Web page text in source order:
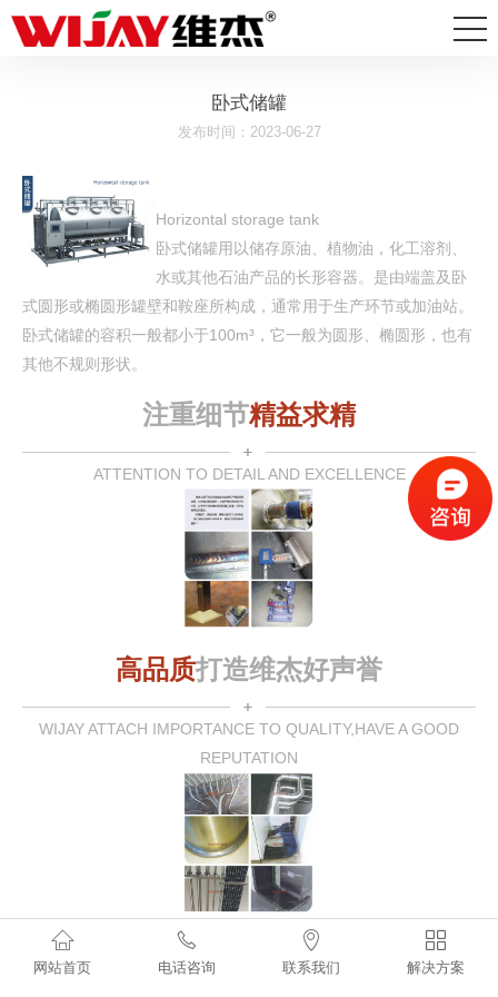
卧式储罐
发布时间：2023-06-27
Horizontal storage tank
卧式储罐用以储存原油、植物油，化工溶剂、
水或其他石油产品的长形容器。是由端盖及卧
式圆形或椭圆形罐壁和鞍座所构成，通常用于生产环节或加油站。
卧式储罐的容积一般都小于100m³，它一般为圆形、椭圆形，也有
其他不规则形状。
注重细节精益求精
ATTENTION TO DETAIL AND EXCELLENCE
高品质打造维杰好声誉
WIJAY ATTACH IMPORTANCE TO QUALITY,HAVE A GOOD
REPUTATION
维杰 研发中心

网站首页

电话咨询

联系我们

解决方案